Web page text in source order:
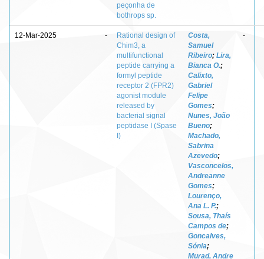
peçonha de
bothrops sp.
12-Mar-2025 -
Rational design of
Chim3, a
multifunctional
peptide carrying a
formyl peptide
receptor 2 (FPR2)
agonist module
released by
bacterial signal
peptidase I (Spase
I)
Costa,
Samuel
Ribeiro; Lira,
Bianca O.;
Calixto,
Gabriel
Felipe
Gomes;
Nunes, João
Bueno;
Machado,
Sabrina
Azevedo;
Vasconcelos,
Andreanne
Gomes;
Lourenço,
Ana L. P.;
Sousa, Thaís
Campos de;
Goncalves,
Sónia;
Murad, Andre
-